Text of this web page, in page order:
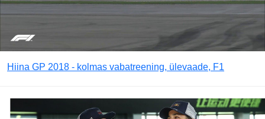
Hiina GP 2018 - kolmas vabatreening, ülevaade, F1